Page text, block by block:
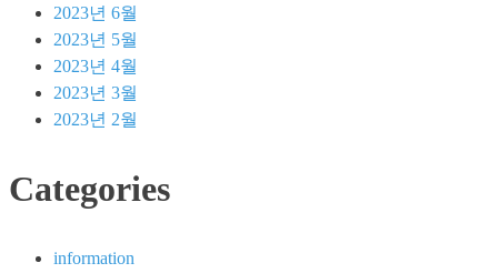
2023년 6월
2023년 5월
2023년 4월
2023년 3월
2023년 2월
Categories
information